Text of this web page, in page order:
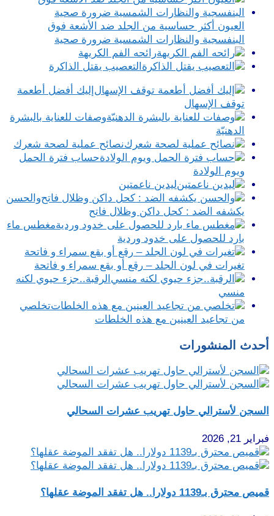
العيون أكثر حساسية من الجلد ضد الأشعة فوق
البنفسجية والنظارات الشمسية ضرورة صحية
رائحه الفم الكريهة
التعصيب يقتل الذاكرة
إليك أفضل أطعمة
توقف الإسهال
وصفات للعناية بالبشرة
الدهنيّة
نصائح عملية لصحة شعرك
حساب فترة الحمل
ويوم الولادة
ليدين ناعمتين
والحسن
يكشفه الضد : كحل داكن وظلال فاتح
مغطس ماء
بارد للحصول على خدود وردية
تغيرات في لون الجلد – رقع أو بقع سمراء و فاتحة
الرقبة..جزء حيوي لكنه
منسي
تخلصي
من تجاعيد العينين مع هذه الخلطات
أحدث المنشورات
السجن لأسترالي حاول تهريب عشرات السحالي
فبراير 21, 2026
قميص محترق بـ1139 دولارا.. هل تفقد الموضة عقلها؟